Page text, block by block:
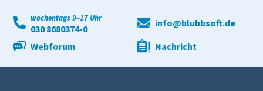
wochentags 9–17 Uhr
030 8680374-0
info@blubbsoft.de
Webforum
Nachricht